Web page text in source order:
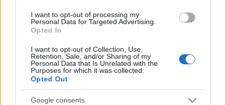
I want to opt-out of processing my
Personal Data for Targeted Advertising.
Opted In
I want to opt-out of Collection, Use,
Retention, Sale, and/or Sharing of my
Personal Data that Is Unrelated with the
Purposes for which it was collected.
Opted Out
Google consents
Az új zenei fellépők bejelentése előtt a Kolorádó
közzétette az első nemzene programjait is, ami még
csak egy kis része annak, ami következik (még futnak
weboldalánmár most több, mint
NEMZENE program böngészhető). Közeledik a
nyár és a fellépők számának növekedésével
arányosan rohamosan fogynak a bérletek is, a
jelenlegi, kedvező áron sem lehet már sokáig